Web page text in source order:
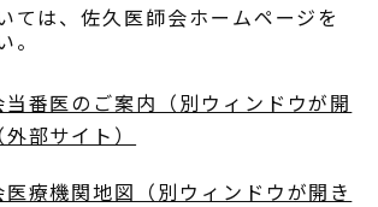
ては、佐久医師会ホームページを
番医のご案内（別ウィンドウが開
部サイト）
療機関地図（別ウィンドウが開き